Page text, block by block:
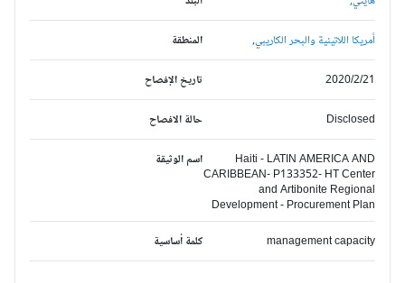
المنطقة أمريكا اللاتينية والبحر الكاريبي,
تاريخ الإفصاح 2020/2/21
حالة الافصاح Disclosed
اسم الوثيقة
Haiti - LATIN AMERICA AND
CARIBBEAN- P133352- HT Center
and Artibonite Regional
Development - Procurement Plan
كلمة أساسية
management capacity